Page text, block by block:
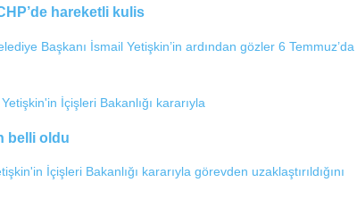
hareketli kulis
Başkanı İsmail Yetişkin’in ardından gözler 6 Temmuz’da
belli oldu
İçişleri Bakanlığı kararıyla görevden uzaklaştırıldığını